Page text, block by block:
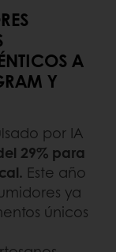
A
Y
por IA
29% para
Este año
ya
únicos